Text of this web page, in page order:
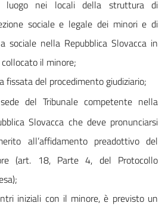
luogo nei locali della struttura di
sociale e legale dei minori e di
sociale nella Repubblica Slovacca in
il minore;
fissata del procedimento giudiziario;
del Tribunale competente nella
Slovacca che deve pronunciarsi
all’affidamento preadottivo del
(art. 18, Parte 4, del Protocollo
iniziali con il minore, è previsto un